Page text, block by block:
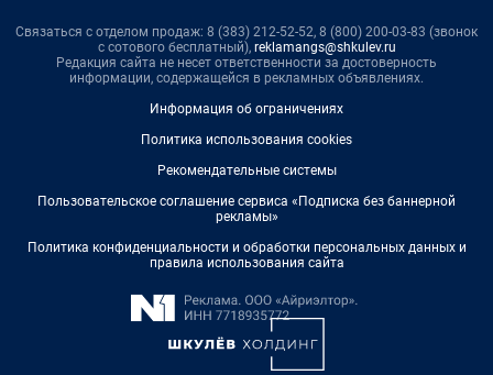
Связаться с отделом продаж: 8 (383) 212-52-52, 8 (800) 200-03-83 (звонок
с сотового бесплатный), reklamangs@shkulev.ru
Редакция сайта не несет ответственности за достоверность
информации, содержащейся в рекламных объявлениях.
Информация об ограничениях
Политика использования cookies
Рекомендательные системы
Пользовательское соглашение сервиса «Подписка без баннерной
рекламы»
Политика конфиденциальности и обработки персональных данных и
правила использования сайта